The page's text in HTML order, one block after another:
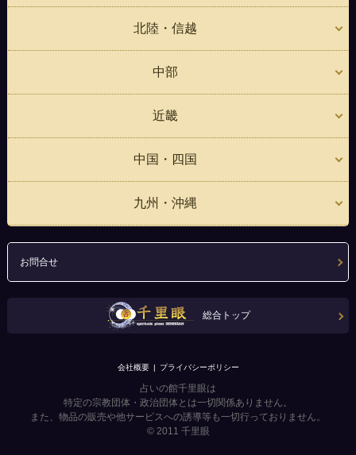
北陸・信越
中部
近畿
中国・四国
九州・沖縄
お問合せ
総合トップ
会社概要 プライバシーポリシー
占いの館千里眼は
特定の宗教団体・政治団体とは一切関係ありません。
また、物品の販売や他サービスへの誘導等も一切行っておりません。
© 2011 千里眼